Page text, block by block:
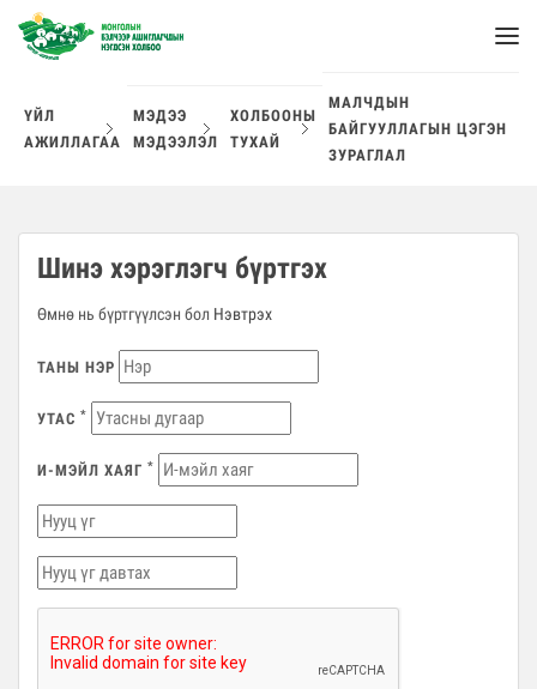
ҮЙЛ
АЖИЛЛАГАА
МЭДЭЭ
МЭДЭЭЛЭЛ
ХОЛБООНЫ
ТУХАЙ
МАЛЧДЫН
БАЙГУУЛЛАГЫН ЦЭГЭН
ЗУРАГЛАЛ
Шинэ хэрэглэгч бүртгэх
Өмнө нь бүртгүүлсэн бол Нэвтрэх
ТАНЫ НЭР
УТАС *
И-МЭЙЛ ХАЯГ *